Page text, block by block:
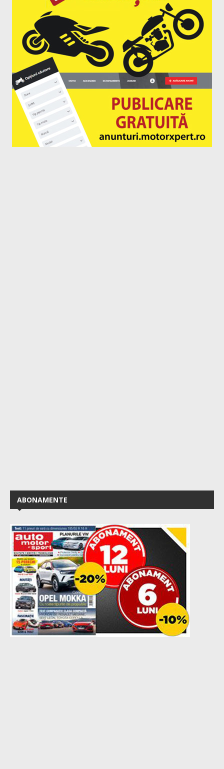
ABONAMENTE